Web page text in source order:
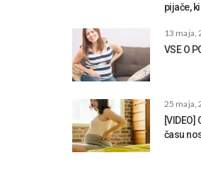
pijače,
13 maja,
VSE O
25 maja,
času